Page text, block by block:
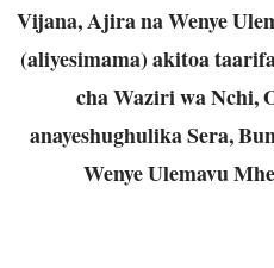
Vijana, Ajira na Wenye
(aliyesimama) akitoa
cha Waziri wa Nchi,
anayeshughulika Sera,
Wenye Ulemavu